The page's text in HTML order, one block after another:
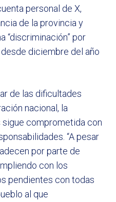
personal de X,
de la provincia y
“discriminación” por
diciembre del año
de las dificultades
nacional, la
sigue comprometida con
“A pesar
por parte de
con los
pendientes con todas
al que